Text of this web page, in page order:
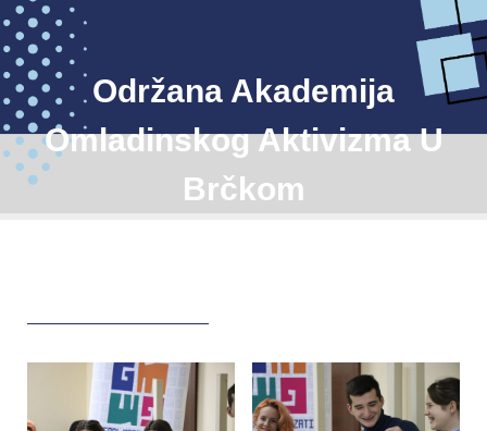
Održana Akademija
Omladinskog Aktivizma U
Brčkom